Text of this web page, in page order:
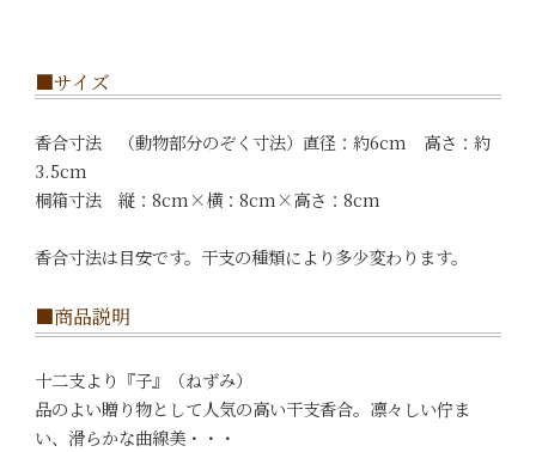
■サイズ
香合寸法 （動物部分のぞく寸法）直径：約6cm 高さ：約
3.5cm
桐箱寸法 縦：8cm×横：8cm×高さ：8cm
香合寸法は目安です。干支の種類により多少変わります。
■商品説明
十二支より『子』（ねずみ）
品のよい贈り物として人気の高い干支香合。凛々しい佇ま
い、滑らかな曲線美・・・